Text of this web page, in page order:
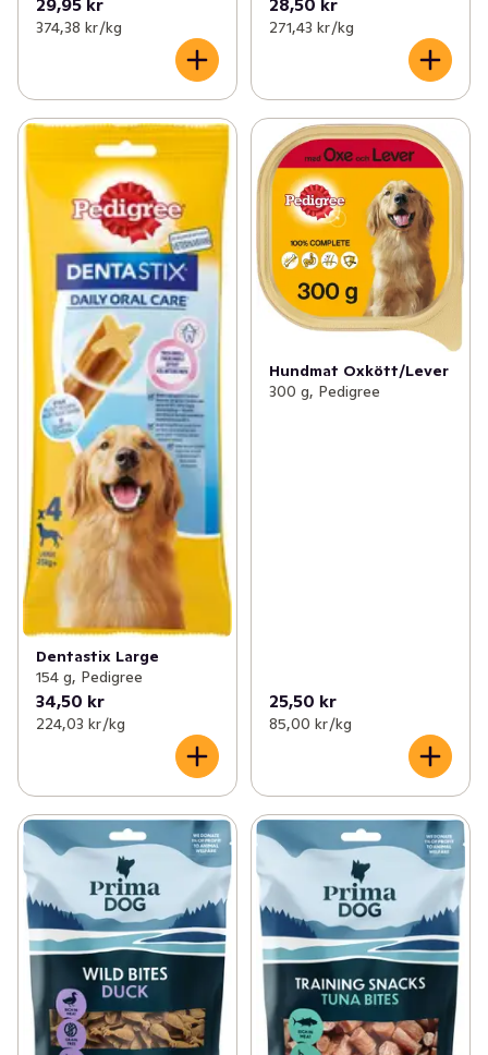
29,95 kr
374,38 kr /kg
28,50 kr
271,43 kr /kg
Dentastix Large
154 g, Pedigree
34,50 kr
224,03 kr /kg
Hundmat Oxkött/Lever
300 g, Pedigree
25,50 kr
85,00 kr /kg